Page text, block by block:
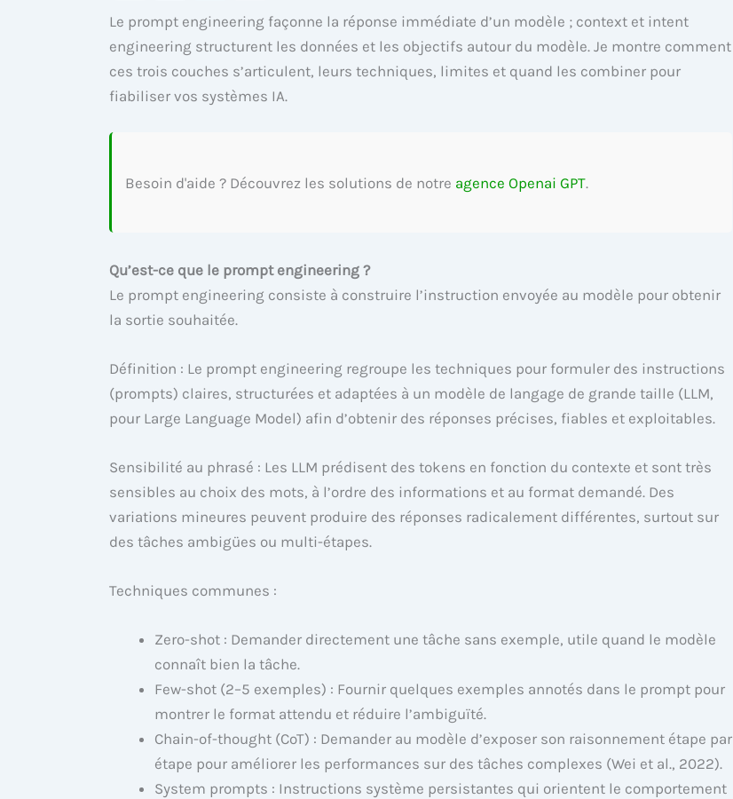
Le prompt engineering façonne la réponse immédiate d’un modèle ; context et intent
engineering structurent les données et les objectifs autour du modèle. Je montre comment
ces trois couches s’articulent, leurs techniques, limites et quand les combiner pour
fiabiliser vos systèmes IA.
Besoin d'aide ? Découvrez les solutions de notre agence Openai GPT.
Qu’est-ce que le prompt engineering ?
Le prompt engineering consiste à construire l’instruction envoyée au modèle pour obtenir
la sortie souhaitée.
Définition : Le prompt engineering regroupe les techniques pour formuler des instructions
(prompts) claires, structurées et adaptées à un modèle de langage de grande taille (LLM,
pour Large Language Model) afin d’obtenir des réponses précises, fiables et exploitables.
Sensibilité au phrasé : Les LLM prédisent des tokens en fonction du contexte et sont très
sensibles au choix des mots, à l’ordre des informations et au format demandé. Des
variations mineures peuvent produire des réponses radicalement différentes, surtout sur
des tâches ambigües ou multi-étapes.
Techniques communes :
Zero-shot : Demander directement une tâche sans exemple, utile quand le modèle
connaît bien la tâche.
Few-shot (2–5 exemples) : Fournir quelques exemples annotés dans le prompt pour
montrer le format attendu et réduire l’ambiguïté.
Chain-of-thought (CoT) : Demander au modèle d’exposer son raisonnement étape par
étape pour améliorer les performances sur des tâches complexes (Wei et al., 2022).
System prompts : Instructions système persistantes qui orientent le comportement